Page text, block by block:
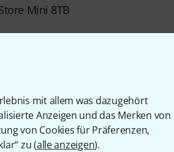
mit allem was dazugehört
Anzeigen und das Merken von
von Cookies für Präferenzen,
zu (alle anzeigen).
Mini 8TB
T